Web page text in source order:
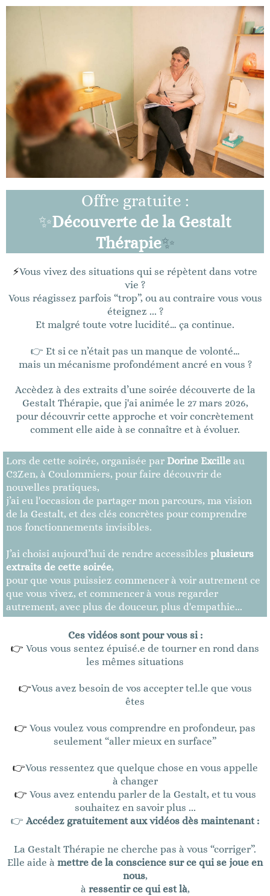
Offre gratuite :
✨Découverte de la Gestalt
Thérapie✨
⚡Vous vivez des situations qui se répètent dans votre
vie ?
Vous réagissez parfois “trop”, ou au contraire vous vous
éteignez ... ?
Et malgré toute votre lucidité… ça continue.
👉 Et si ce n’était pas un manque de volonté…
mais un mécanisme profondément ancré en vous ?
Accèdez à des extraits d’une soirée découverte de la
Gestalt Thérapie, que j'ai animée le 27 mars 2026,
pour découvrir cette approche et voir concrètement
comment elle aide à se connaître et à évoluer.
Lors de cette soirée, organisée par Dorine Excille au
C3Zen, à Coulommiers, pour faire découvrir de
nouvelles pratiques,
j’ai eu l'occasion de partager mon parcours, ma vision
de la Gestalt, et des clés concrètes pour comprendre
nos fonctionnements invisibles.
J’ai choisi aujourd’hui de rendre accessibles plusieurs
extraits de cette soirée,
pour que vous puissiez commencer à voir autrement ce
que vous vivez, et commencer à vous regarder
autrement, avec plus de douceur, plus d'empathie...
Ces vidéos sont pour vous si :
👉 Vous vous sentez épuisé.e de tourner en rond dans
les mêmes situations
👉Vous avez besoin de vos accepter tel.le que vous
êtes
👉 Vous voulez vous comprendre en profondeur, pas
seulement “aller mieux en surface”
👉Vous ressentez que quelque chose en vous appelle
à changer
👉 Vous avez entendu parler de la Gestalt, et tu vous
souhaitez en savoir plus ...
👉 Accédez gratuitement aux vidéos dès maintenant :
La Gestalt Thérapie ne cherche pas à vous “corriger”.
Elle aide à mettre de la conscience sur ce qui se joue en
nous,
à ressentir ce qui est là,